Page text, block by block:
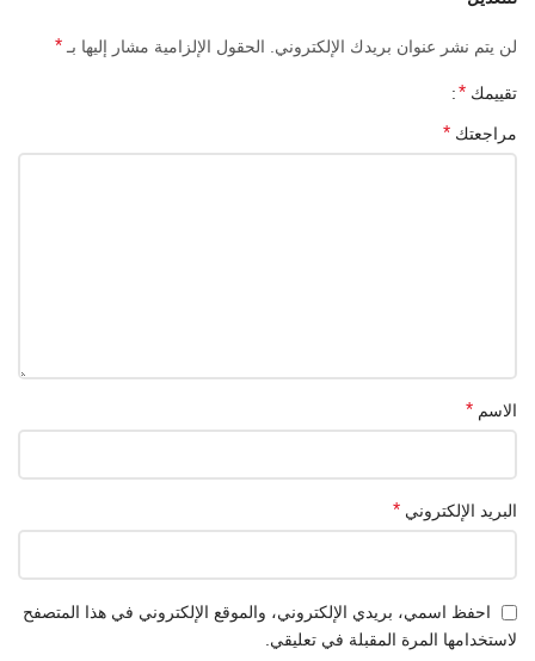
لن يتم نشر عنوان بريدك الإلكتروني. الحقول الإلزامية مشار إليها بـ *
تقييمك *
مراجعتك *
الاسم *
البريد الإلكتروني *
احفظ اسمي، بريدي الإلكتروني، والموقع الإلكتروني في هذا المتصفح
لاستخدامها المرة المقبلة في تعليقي.